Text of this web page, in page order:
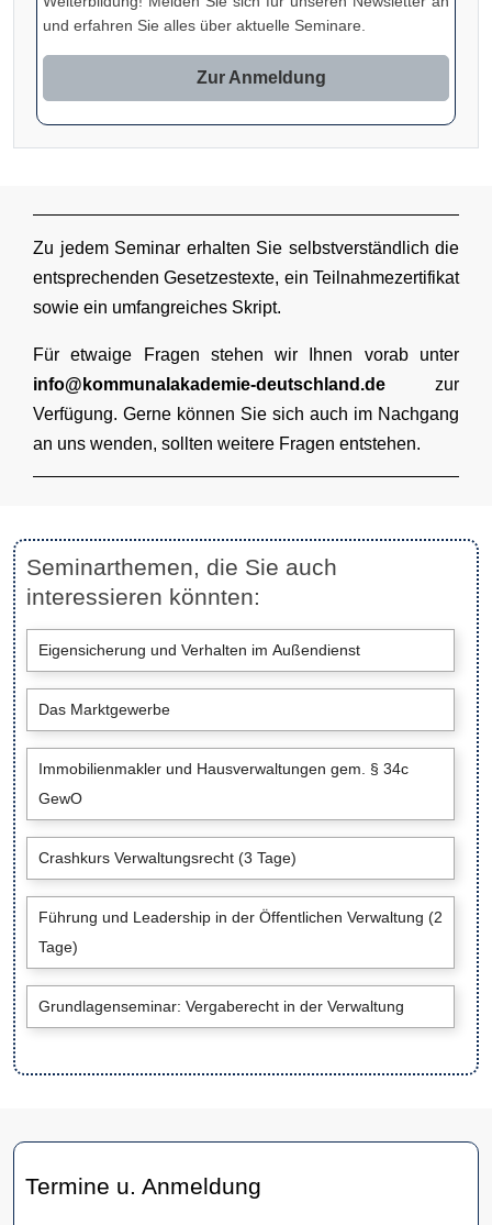
und erfahren Sie alles über aktuelle Seminare.
Zur Anmeldung
Zu jedem Seminar erhalten Sie selbstverständlich die
entsprechenden Gesetzestexte, ein Teilnahmezertifikat
sowie ein umfangreiches Skript.
Für etwaige Fragen stehen wir Ihnen vorab unter
info@kommunalakademie-deutschland.de zur
Verfügung. Gerne können Sie sich auch im Nachgang
an uns wenden, sollten weitere Fragen entstehen.
Seminarthemen, die Sie auch
interessieren könnten:
Eigensicherung und Verhalten im Außendienst
Das Marktgewerbe
Immobilienmakler und Hausverwaltungen gem. § 34c
GewO
Crashkurs Verwaltungsrecht (3 Tage)
Führung und Leadership in der Öffentlichen Verwaltung (2
Tage)
Grundlagenseminar: Vergaberecht in der Verwaltung
Termine u. Anmeldung